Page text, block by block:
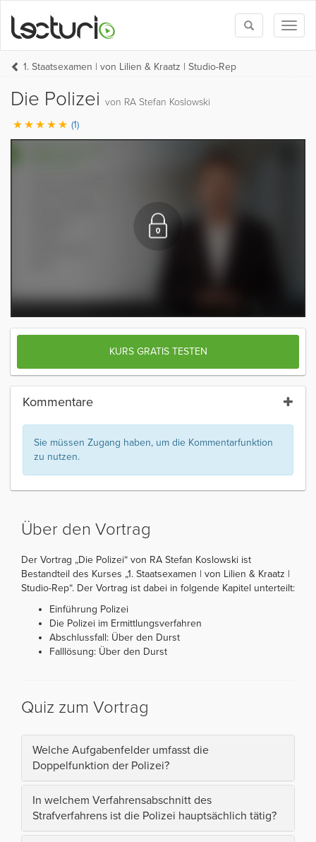
Toggle
search
1. Staatsexamen | von Lilien & Kraatz | Studio-Rep
Die Polizei von RA Stefan Koslowski
(1)
KURS GRATIS TESTEN
Kommentare
Sie müssen Zugang haben, um die Kommentarfunktion
zu nutzen.
Über den Vortrag
Der Vortrag „Die Polizei“ von RA Stefan Koslowski ist
Bestandteil des Kurses „1. Staatsexamen | von Lilien & Kraatz |
Studio-Rep“. Der Vortrag ist dabei in folgende Kapitel unterteilt:
Einführung Polizei
Die Polizei im Ermittlungsverfahren
Abschlussfall: Über den Durst
Falllösung: Über den Durst
Quiz zum Vortrag
Welche Aufgabenfelder umfasst die
Doppelfunktion der Polizei?
In welchem Verfahrensabschnitt des
Strafverfahrens ist die Polizei hauptsächlich tätig?